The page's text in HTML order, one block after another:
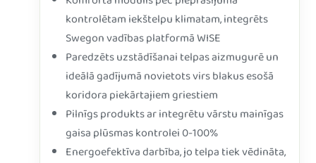
kontrolētam iekštelpu klimatam, integrēts
Swegon vadības platformā WISE
Paredzēts uzstādīšanai telpas aizmugurē un
ideālā gadījumā novietots virs blakus esošā
koridora piekārtajiem griestiem
Pilnīgs produkts ar integrētu vārstu mainīgas
gaisa plūsmas kontrolei 0-100%
Energoefektīva darbība, jo telpa tiek vēdināta,